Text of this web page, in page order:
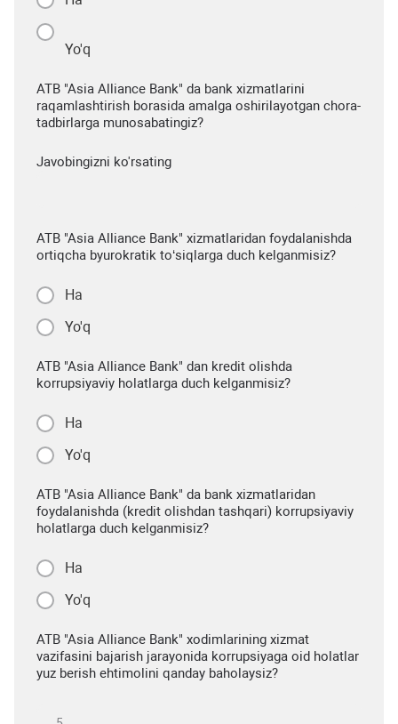
Yo'q
ATB "Asia Alliance Bank" da bank xizmatlarini
raqamlashtirish borasida amalga oshirilayotgan chora-
tadbirlarga munosabatingiz?
Javobingizni ko'rsating
ATB "Asia Alliance Bank" xizmatlaridan foydalanishda
ortiqcha byurokratik to‘siqlarga duch kelganmisiz?
Ha
Yo'q
ATB "Asia Alliance Bank" dan kredit olishda
korrupsiyaviy holatlarga duch kelganmisiz?
Ha
Yo'q
ATB "Asia Alliance Bank" da bank xizmatlaridan
foydalanishda (kredit olishdan tashqari) korrupsiyaviy
holatlarga duch kelganmisiz?
Ha
Yo'q
ATB "Asia Alliance Bank" xodimlarining xizmat
vazifasini bajarish jarayonida korrupsiyaga oid holatlar
yuz berish ehtimolini qanday baholaysiz?